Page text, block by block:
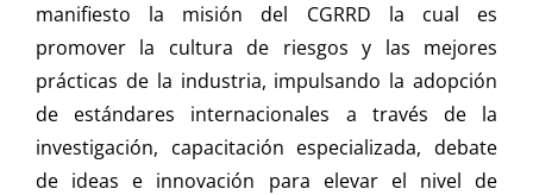
manifiesto la misión del CGRRD la cual es
promover la cultura de riesgos y las mejores
prácticas de la industria, impulsando la adopción
de estándares internacionales a través de la
investigación, capacitación especializada, debate
de ideas e innovación para elevar el nivel de